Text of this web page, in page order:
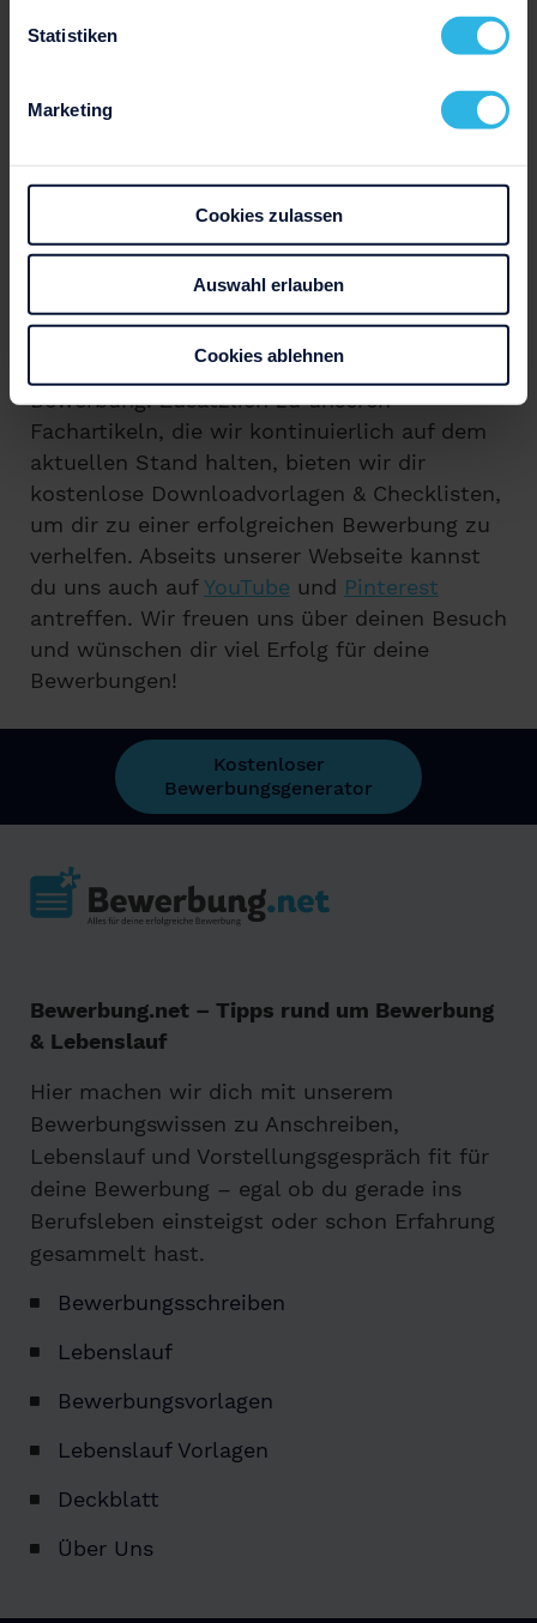
Statistiken
Marketing
Cookies zulassen
Auswahl erlauben
Cookies ablehnen
Wir sind das kreative Team hinter
für alle Themen und Fragen rund um die
Bewerbung. Zusätzlich zu unseren
Fachartikeln, die wir kontinuierlich auf dem
aktuellen Stand halten, bieten wir dir
kostenlose Downloadvorlagen & Checklisten,
um dir zu einer erfolgreichen Bewerbung zu
verhelfen. Abseits unserer Webseite kannst
du uns auch aufYouTube und Pinterest
antreffen. Wir freuen uns über deinen Besuch
und wünschen dir viel Erfolg für deine
Bewerbungen!
Kostenloser
Bewerbungsgenerator
Bewerbung.net – Tipps rund um Bewerbung
& Lebenslauf
Hier machen wir dich mit unserem
Bewerbungswissen zu Anschreiben,
Lebenslauf und Vorstellungsgespräch fit für
deine Bewerbung – egal ob du gerade ins
Berufsleben einsteigst oder schon Erfahrung
gesammelt hast.
Bewerbungsschreiben
Lebenslauf
Bewerbungsvorlagen
Lebenslauf Vorlagen
Deckblatt
Über Uns